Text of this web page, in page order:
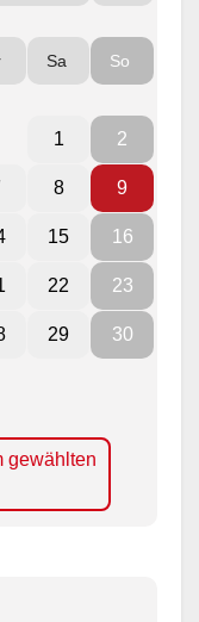
Sa So
1 2
8 9
15 16
22 23
29 30
gewählten